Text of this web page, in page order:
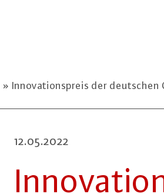
Innovationspreis der deutschen
12.05.2022